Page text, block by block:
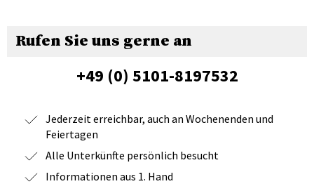
Rufen Sie uns gerne an
+49 (0) 5101-8197532
Jederzeit erreichbar, auch an Wochenenden und
Feiertagen
Alle Unterkünfte persönlich besucht
Informationen aus 1. Hand